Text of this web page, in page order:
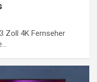
Zoll 4K Fernseher